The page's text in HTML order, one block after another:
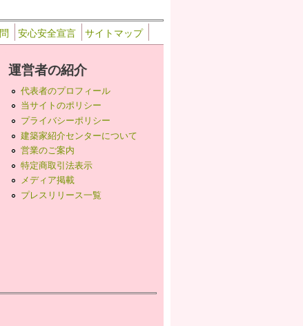
安心安全宣言 サイトマップ
運営者の紹介
代表者のプロフィール
当サイトのポリシー
プライバシーポリシー
建築家紹介センターについて
営業のご案内
特定商取引法表示
メディア掲載
プレスリリース一覧